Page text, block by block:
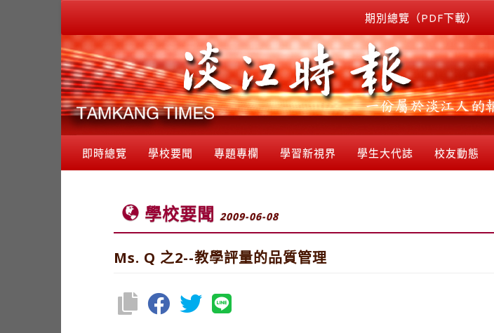
期別總覽（PDF下載）
即時總覽 學校要聞 專題專欄 學習新視界 學生大代誌 校友動態
學校要聞 2009-06-08
Ms. Q 之2--教學評量的品質管理